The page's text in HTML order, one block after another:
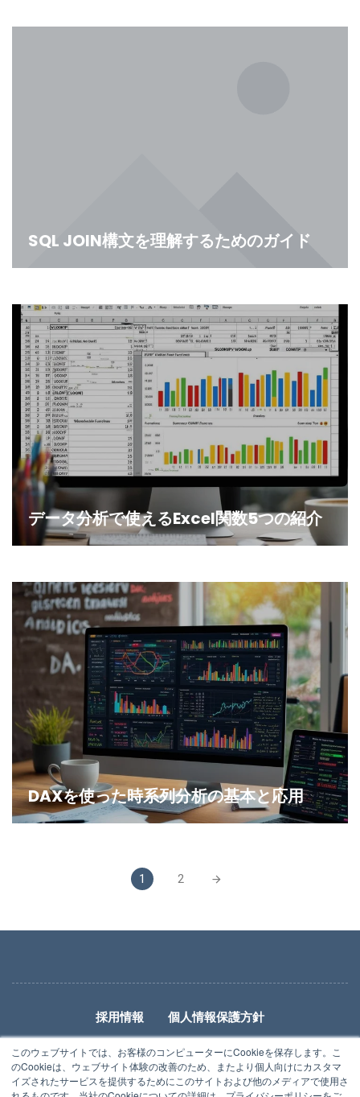
このウェブサイトでは、お客様のコンピューターにCookieを保存します。こ
のCookieは、ウェブサイト体験の改善のため、またより個人向けにカスタマ
イズされたサービスを提供するためにこのサイトおよび他のメディアで使用さ
SQL JOIN構文を理解するためのガイド
データ分析で使えるExcel関数5つの紹介
DAXを使った時系列分析の基本と応用
1 2
採用情報
個人情報保護方針
特定商取引法に基づく表記
利用規約